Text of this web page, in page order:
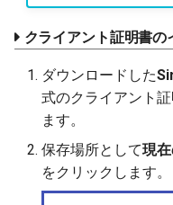
クライアント証明書の
ダウンロードした
式のクライアント
ます。
保存場所として現
をクリックします。